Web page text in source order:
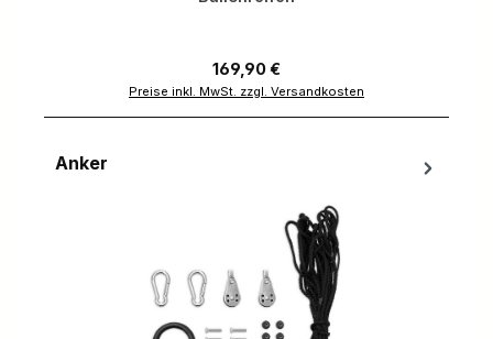
Regulärer Preis:
169,90 €
Preise inkl. MwSt. zzgl. Versandkosten
Anker